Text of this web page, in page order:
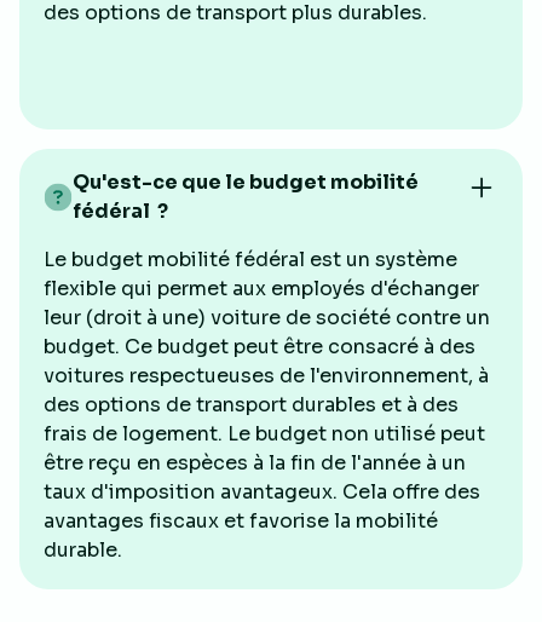
des options de transport plus durables.
Qu'est-ce que le budget mobilité
fédéral ?
Le budget mobilité fédéral est un système
flexible qui permet aux employés d'échanger
leur (droit à une) voiture de société contre un
budget. Ce budget peut être consacré à des
voitures respectueuses de l'environnement, à
des options de transport durables et à des
frais de logement. Le budget non utilisé peut
être reçu en espèces à la fin de l'année à un
taux d'imposition avantageux. Cela offre des
avantages fiscaux et favorise la mobilité
durable.